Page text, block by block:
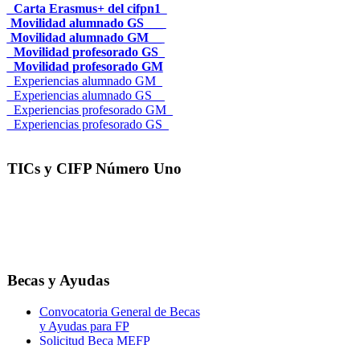
_Carta Erasmus+ del cifpn1
Movilidad alumnado GS___
Movilidad alumnado GM__
_Movilidad profesorado GS_
_Movilidad profesorado GM
_Experiencias alumnado GM_
_Experiencias alumnado GS__
_Experiencias profesorado GM_
_Experiencias profesorado GS_
TICs y CIFP Número Uno
Becas y Ayudas
Convocatoria General de Becas
y Ayudas para FP
Solicitud Beca MEFP